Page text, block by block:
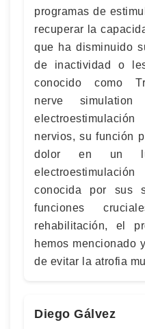
programas de
recuperar la
que ha disminuido
de inactividad o
conocido como
nerve
nervios, su función
dolor en un
conocida por sus
funciones
rehabilitación, el
hemos mencionado
de evitar la atrofia
Diego Gálvez